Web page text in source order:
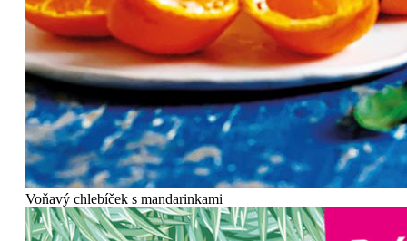
Voňavý chlebíček s mandarinkami